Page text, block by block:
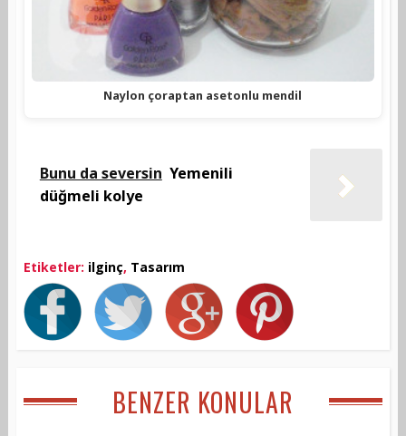
Naylon çoraptan asetonlu mendil
Bunu da seversin Yemenili
düğmeli kolye
Etiketler: ilginç, Tasarım
BENZER KONULAR